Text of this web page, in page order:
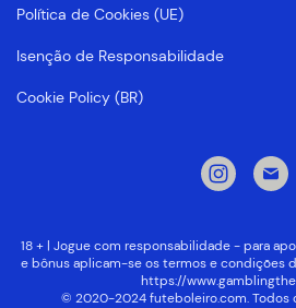
Política de Cookies (UE)
Isenção de Responsabilidade
Cookie Policy (BR)
18 + | Jogue com responsabilidade - para
e bônus aplicam-se os termos e condições
https://
© 2020-2024 futeboleiro.com. Todos